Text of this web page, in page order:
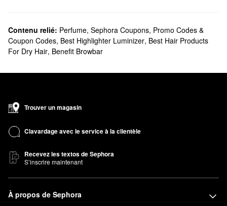
Contenu relié: Perfume, Sephora Coupons, Promo Codes &
Coupon Codes, Best Highlighter Luminizer, Best Hair Products
For Dry Hair, Benefit Browbar
Trouver un magasin
Clavardage avec le service à la clientèle
Recevez les textos de Sephora
S’inscrire maintenant
À propos de Sephora